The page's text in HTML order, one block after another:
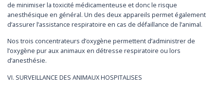
de minimiser la toxicité médicamenteuse et donc le risque
anesthésique en général. Un des deux appareils permet également
d’assurer l’assistance respiratoire en cas de défaillance de l’animal.
Nos trois concentrateurs d’oxygène permettent d’administrer de
l’oxygène pur aux animaux en détresse respiratoire ou lors
d’anesthésie.
VI. SURVEILLANCE DES ANIMAUX HOSPITALISES